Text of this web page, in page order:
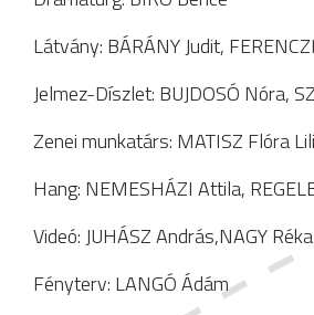
Látvány: BÁRÁNY Judit,
Jelmez-Díszlet: BUJDOSÓ Nóra,
Zenei munkatárs: MATISZ Flóra Lili
Hang: NEMESHÁZI Attila,
Videó: JUHÁSZ András,NAGY Réka
Fényterv: LANGÓ Ádám